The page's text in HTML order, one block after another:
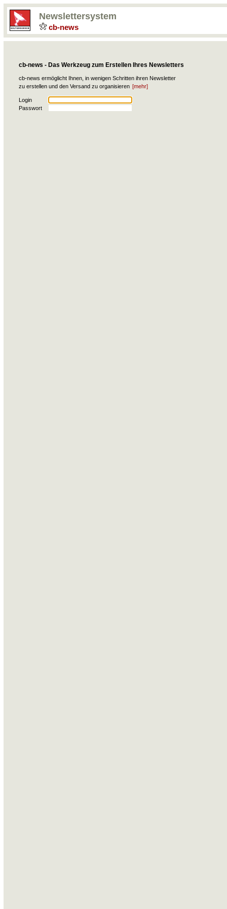
Newslettersystem
cb-news
cb-news - Das Werkzeug zum Erstellen Ihres Newsletters
cb-news ermöglicht Ihnen, in wenigen Schritten ihren Newsletter
zu erstellen und den Versand zu organisieren [mehr]
Login
Passwort